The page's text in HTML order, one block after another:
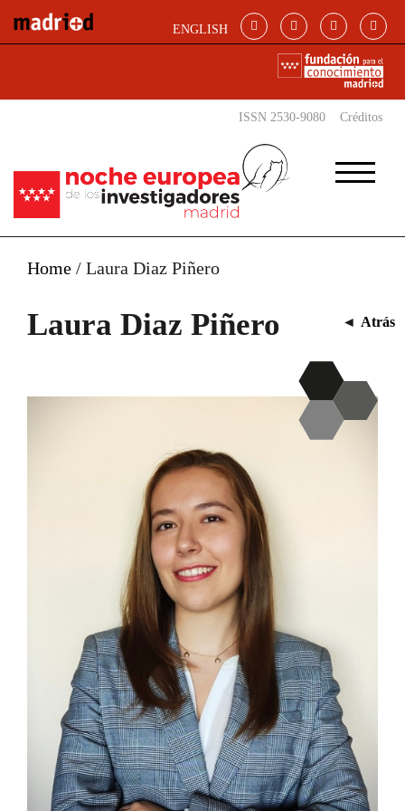
ENGLISH
ISSN 2530-9080 Créditos
Home / Laura Diaz Piñero
Laura Diaz Piñero ◄ Atrás